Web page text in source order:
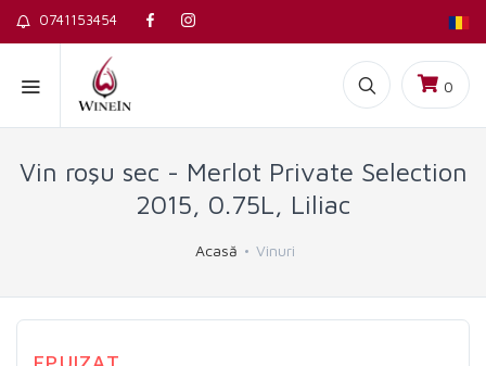
0741153454
0
Vin roşu sec - Merlot Private Selection
2015, 0.75L, Liliac
Acasă Vinuri